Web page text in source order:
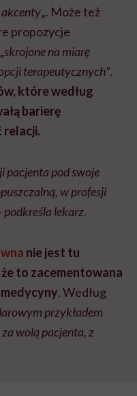
„. Może też
propozycje
skrojone na miarę
terapeutycznych”.
które według
barierę
relacji.
pacjenta pod swoje
w profesji
podkreśla lekarz.
nie jest tu
to zacementowana
. Według
przykładem
wolą pacjenta, z